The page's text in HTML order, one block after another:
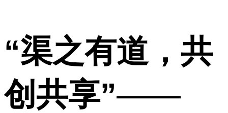
“渠之有道，共
创共享”——